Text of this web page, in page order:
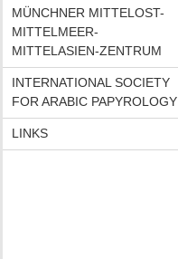
MÜNCHNER MITTELOST-
MITTELMEER-
MITTELASIEN-ZENTRUM
INTERNATIONAL SOCIETY
FOR ARABIC PAPYROLOGY
LINKS